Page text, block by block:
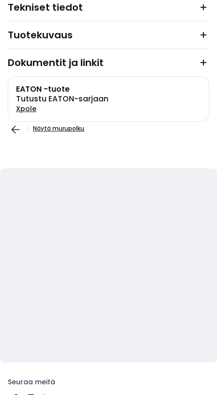
Tekniset tiedot
Tuotekuvaus
Dokumentit ja linkit
EATON -tuote
Tutustu EATON-sarjaan
Xpole
Näytä murupolku
Seuraa meitä